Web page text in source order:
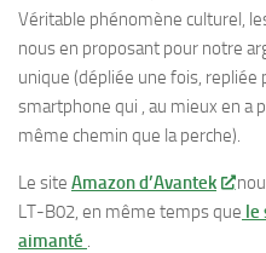
Véritable phénomène culturel,
nous en proposant pour notre
unique (dépliée une fois, repliée
smartphone qui , au mieux en a
même chemin que la perche).
Le site Amazon d’Avantek
LT-B02, en même temps que le
aimanté .